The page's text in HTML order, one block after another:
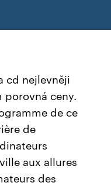
cd nejlevněji
porovná ceny.
de ce
de
aux allures
des